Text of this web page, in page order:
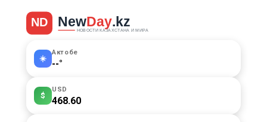
☀️
Актобе
--°
$
USD
468.60